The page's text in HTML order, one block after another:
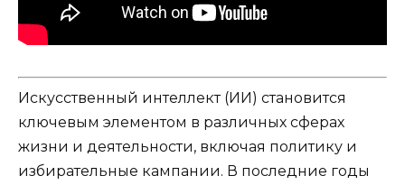
Искусственный интеллект (ИИ) становится
ключевым элементом в различных сферах
жизни и деятельности, включая политику и
избирательные кампании. В последние годы